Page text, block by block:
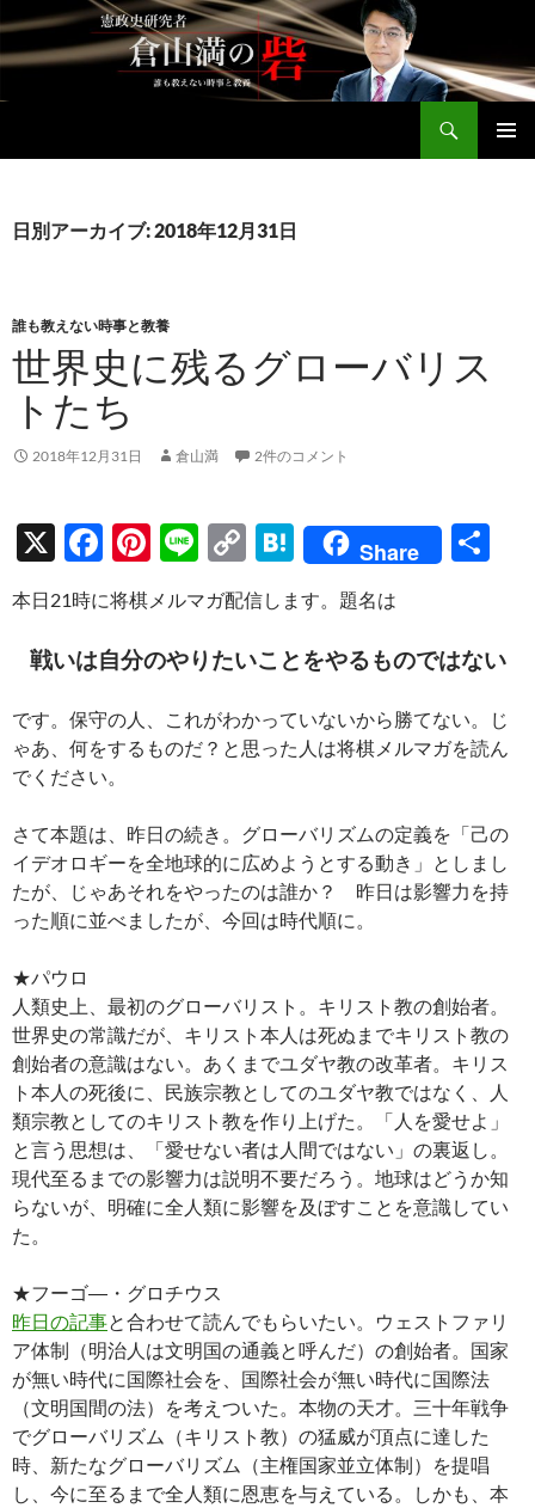
テ
ン
へ
ッ
日別アーカイブ: 2018年12月31日
誰も教えない時事と教養
世界史に残るグローバリス
トたち
2018年12月31日 倉山満 2件のコメント
X
F
ac
e
b
o
k
Pi
er
es
Li
n
e
C
o
p
y
n
k
H
at
e
n
Share
本日21時に将棋メルマガ配信します。題名は
戦いは自分のやりたいことをやるものではない
です。保守の人、これがわかっていないから勝てない。じ
ゃあ、何をするものだ？と思った人は将棋メルマガを読ん
でください。
さて本題は、昨日の続き。グローバリズムの定義を「己の
イデオロギーを全地球的に広めようとする動き」としまし
たが、じゃあそれをやったのは誰か？ 昨日は影響力を持
った順に並べましたが、今回は時代順に。
★パウロ
人類史上、最初のグローバリスト。キリスト教の創始者。
世界史の常識だが、キリスト本人は死ぬまでキリスト教の
創始者の意識はない。あくまでユダヤ教の改革者。キリス
ト本人の死後に、民族宗教としてのユダヤ教ではなく、人
類宗教としてのキリスト教を作り上げた。「人を愛せよ」
と言う思想は、「愛せない者は人間ではない」の裏返し。
現代至るまでの影響力は説明不要だろう。地球はどうか知
らないが、明確に全人類に影響を及ぼすことを意識してい
た。
★フーゴ―・グロチウス
昨日の記事と合わせて読んでもらいたい。ウェストファリ
ア体制（明治人は文明国の通義と呼んだ）の創始者。国家
が無い時代に国際社会を、国際社会が無い時代に国際法
（文明国間の法）を考えついた。本物の天才。三十年戦争
でグローバリズム（キリスト教）の猛威が頂点に達した
時、新たなグローバリズム（主権国家並立体制）を提唱
し、今に至るまで全人類に恩恵を与えている。しかも、本